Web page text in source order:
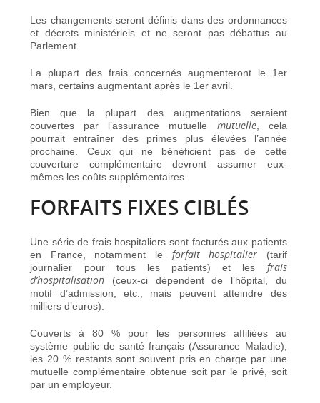
Les changements seront définis dans des ordonnances
et décrets ministériels et ne seront pas débattus au
Parlement.
La plupart des frais concernés augmenteront le 1er
mars, certains augmentant après le 1er avril.
Bien que la plupart des augmentations seraient
couvertes par l’assurance mutuelle mutuelle, cela
pourrait entraîner des primes plus élevées l’année
prochaine. Ceux qui ne bénéficient pas de cette
couverture complémentaire devront assumer eux-
mêmes les coûts supplémentaires.
FORFAITS FIXES CIBLÉS
Une série de frais hospitaliers sont facturés aux patients
en France, notamment le forfait hospitalier (tarif
journalier pour tous les patients) et les frais
d’hospitalisation (ceux-ci dépendent de l’hôpital, du
motif d’admission, etc., mais peuvent atteindre des
milliers d’euros).
Couverts à 80 % pour les personnes affiliées au
système public de santé français (Assurance Maladie),
les 20 % restants sont souvent pris en charge par une
mutuelle complémentaire obtenue soit par le privé, soit
par un employeur.